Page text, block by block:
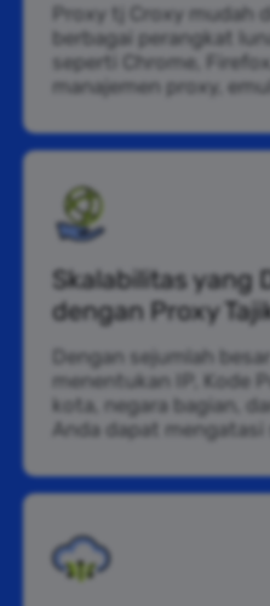
Proxy tj Croxy mudah
berbagai perangkat
seperti Chrome,
manajemen proxy,
Skalabilitas yang
dengan Proxy
Dengan sejumlah
menentukan IP, Kode
kota, negara bagian,
Anda dapat mengatasi